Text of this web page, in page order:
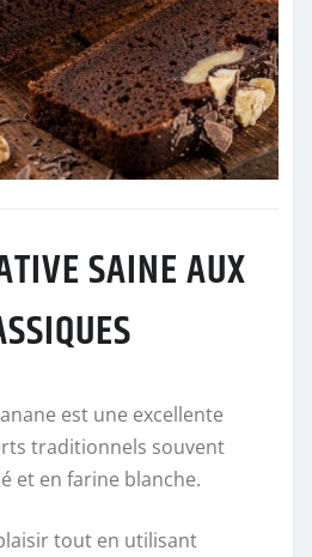
SAINE AUX
est une excellente
traditionnels souvent
et en farine blanche.
tout en utilisant